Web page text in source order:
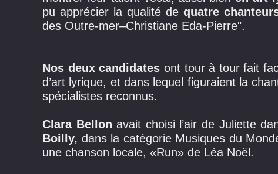
pu apprécier la qualité de quatre
des Outre-mer–Christiane Eda-Pierre".
Nos deux candidates ont tour à tour fait
d’art lyrique, et dans lequel figuraient la
spécialistes reconnus.
Clara Bellonavait choisi l’air de Juliette
Boilly, dans la catégorie Musiques du
une chanson locale, «Run» de Léa Noël.